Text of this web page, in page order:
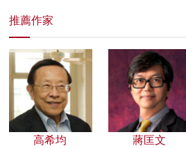
推薦作家
高希均 蔣匡文